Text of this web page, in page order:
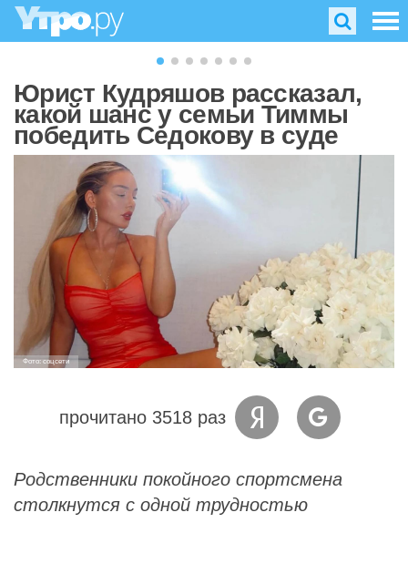
Юрист Кудряшов рассказал,
какой шанс у семьи Тиммы
победить Седокову в суде
Фото: соцсети
прочитано 3518 раз
Родственники покойного спортсмена
столкнутся с одной трудностью